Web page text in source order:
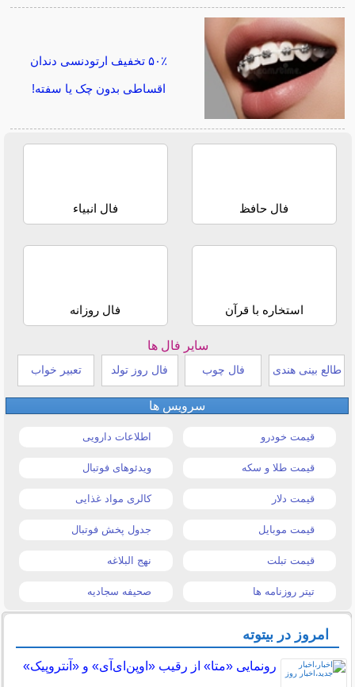
۵۰٪ تخفیف ارتودنسی دندان
اقساطی بدون چک یا سفته!
فال حافظ فال انبیاء
استخاره با قرآن فال روزانه
سایر فال ها
طالع بینی هندی فال چوب فال روز تولد تعبیر خواب
سرویس ها
قیمت خودرو اطلاعات دارویی
قیمت طلا و سکه ویدئوهای فوتبال
قیمت دلار کالری مواد غذایی
قیمت موبایل جدول پخش فوتبال
قیمت تبلت نهج البلاغه
تیتر روزنامه ها صحیفه سجادیه
امروز در بیتوته
رونمایی «متا» از رقیب «اوپن‌ای‌آی» و «آنتروپیک»